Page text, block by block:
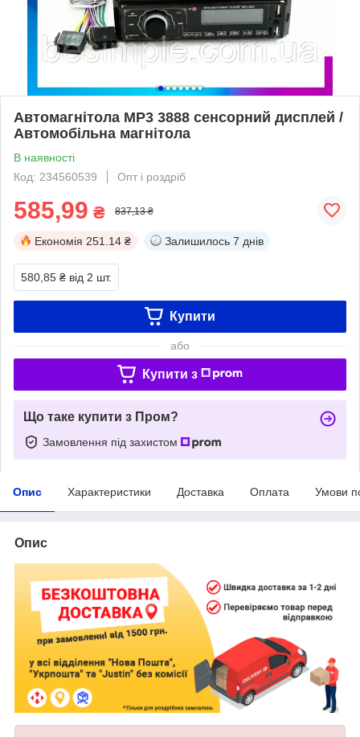
Автомагнітола MP3 3888 сенсорний дисплей /
Автомобільна магнітола
В наявності
Код: 234560539
Опт і роздріб
585,99 ₴ 837,13 ₴
Економія 251.14 ₴ Залишилось 7 днів
580,85 ₴ від 2 шт.
Купити
або
Купити з
Що таке купити з Пром?
Замовлення під захистом
Опис Характеристики Доставка Оплата Умови
Опис